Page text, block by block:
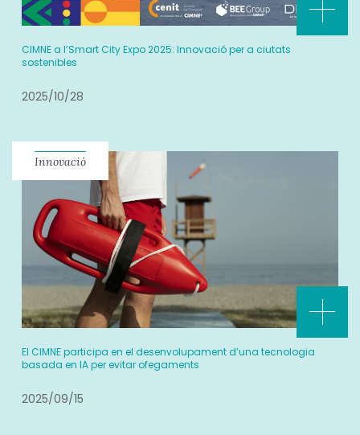
CIMNE a l’Smart City Expo 2025: Innovació per a ciutats
sostenibles
2025/10/28
Innovació
El CIMNE participa en el desenvolupament d’una tecnologia
basada en IA per evitar ofegaments
2025/09/15